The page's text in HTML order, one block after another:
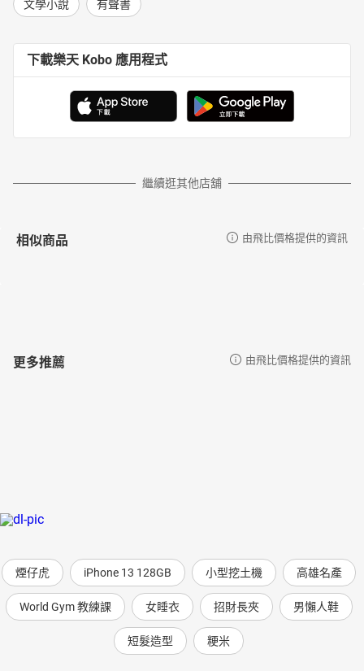
文學小說 有聲書
下載樂天 Kobo 應用程式
繼續逛其他店舖
相似商品 由飛比價格提供的資訊
更多推薦 由飛比價格提供的資訊
煙仔虎 iPhone 13 128GB 小型挖土機 高雄名產
World Gym 教練課 女睡衣 招財長夾 男懶人鞋
短髮造型 粳米